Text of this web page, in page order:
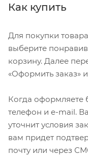
Как купить
Для покупки
выберите
корзину. Далее
«Оформить заказ»
Когда оформляете
телефон и e-mail.
уточнит условия
вам придет
почту или через